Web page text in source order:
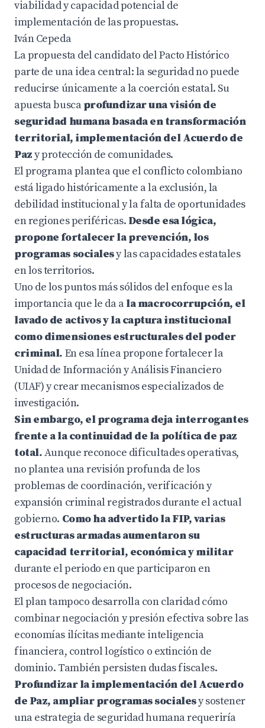
viabilidad y capacidad potencial de
implementación de las propuestas.
Iván Cepeda
La propuesta del candidato del Pacto Histórico
parte de una idea central: la seguridad no puede
reducirse únicamente a la coerción estatal. Su
apuesta buscaprofundizar una visión de
seguridad humana basada en transformación
territorial, implementación del Acuerdo de
Pazy protección de comunidades.
El programa plantea que el conflicto colombiano
está ligado históricamente a la exclusión, la
debilidad institucional y la falta de oportunidades
en regiones periféricas. Desde esa lógica,
propone fortalecer la prevención, los
programas socialesy las capacidades estatales
en los territorios.
Uno de los puntos más sólidos del enfoque es la
importancia que le da ala macrocorrupción, el
lavado de activos y la captura institucional
como dimensiones estructurales del poder
criminal. En esa línea propone fortalecer la
Unidad de Información y Análisis Financiero
(UIAF) y crear mecanismos especializados de
investigación.
Sin embargo, el programa deja interrogantes
frente a la continuidad de la política de paz
total.Aunque reconoce dificultades operativas,
no plantea una revisión profunda de los
problemas de coordinación, verificación y
expansión criminal registrados durante el actual
gobierno. Como ha advertido la FIP, varias
estructuras armadas aumentaron su
capacidad territorial, económica y militar
durante el periodo en que participaron en
procesos de negociación.
El plan tampoco desarrolla con claridad cómo
combinar negociación y presión efectiva sobre las
economías ilícitas mediante inteligencia
financiera, control logístico o extinción de
dominio. También persisten dudas fiscales.
Profundizar la implementación del Acuerdo
de Paz, ampliar programas socialesy sostener
una estrategia de seguridad humana requeriría